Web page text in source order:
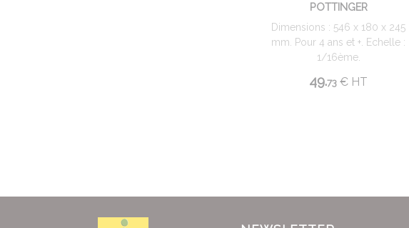
POTTINGER
Dimensions : 546 x 180 x 245
mm. Pour 4 ans et +. Echelle :
1/16ème.
49.73 € HT